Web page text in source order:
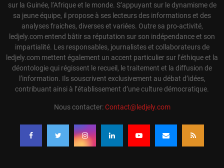
sur la Guinée, l’Afrique et le monde. S’appuyant sur le dynamisme de
sa jeune équipe, il propose à ses lecteurs des informations et des
analyses fraiches, diverses et variées. Outre sa pro-activité,
ledjely.com entend bâtir sa réputation sur son indépendance et son
impartialité. Les responsables, journalistes et collaborateurs de
ledjely.com mettent également un accent particulier sur l’éthique et la
déontologie qui régissent le recueil, le traitement et la diffusion de
l’information. Ils souscrivent exclusivement au débat d’idées,
contribuant ainsi à l’établissement d’une culture démocratique.
Nous contacter:Contact@ledjely.com